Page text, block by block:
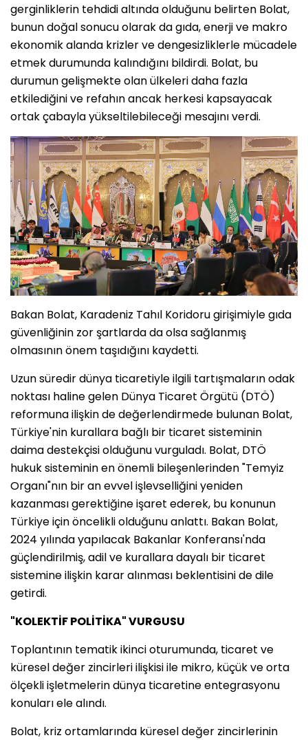
gerginliklerin tehdidi altında olduğunu belirten Bolat,
bunun doğal sonucu olarak da gıda, enerji ve makro
ekonomik alanda krizler ve dengesizliklerle mücadele
etmek durumunda kalındığını bildirdi. Bolat, bu
durumun gelişmekte olan ülkeleri daha fazla
etkilediğini ve refahın ancak herkesi kapsayacak
ortak çabayla yükseltilebileceği mesajını verdi.
Bakan Bolat, Karadeniz Tahıl Koridoru girişimiyle gıda
güvenliğinin zor şartlarda da olsa sağlanmış
olmasının önem taşıdığını kaydetti.
Uzun süredir dünya ticaretiyle ilgili tartışmaların odak
noktası haline gelen Dünya Ticaret Örgütü (DTÖ)
reformuna ilişkin de değerlendirmede bulunan Bolat,
Türkiye'nin kurallara bağlı bir ticaret sisteminin
daima destekçisi olduğunu vurguladı. Bolat, DTÖ
hukuk sisteminin en önemli bileşenlerinden "Temyiz
Organı"nın bir an evvel işlevselliğini yeniden
kazanması gerektiğine işaret ederek, bu konunun
Türkiye için öncelikli olduğunu anlattı. Bakan Bolat,
2024 yılında yapılacak Bakanlar Konferansı'nda
güçlendirilmiş, adil ve kurallara dayalı bir ticaret
sistemine ilişkin karar alınması beklentisini de dile
getirdi.
"KOLEKTİF POLİTİKA" VURGUSU
Toplantının tematik ikinci oturumunda, ticaret ve
küresel değer zincirleri ilişkisi ile mikro, küçük ve orta
ölçekli işletmelerin dünya ticaretine entegrasyonu
konuları ele alındı.
Bolat, kriz ortamlarında küresel değer zincirlerinin